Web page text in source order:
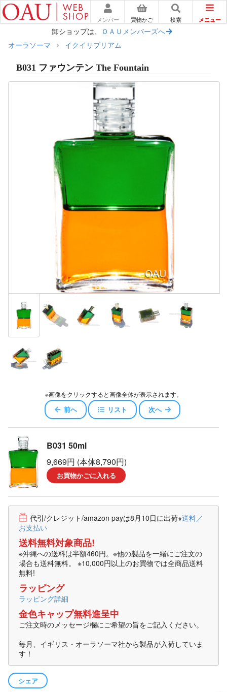
メンバー 買物かご 検索 メニュー
卸ショップは、
ＯＡＵメンバーズへ
オーラソーマ
イクイリブリアム
B031 ファウンテン The Fountain
※画像をクリックすると画像全体が表示されます。
前へ リスト 次へ
B031 50ml
9,669円 (本体8,790円)
お買物かごに入れる
代引/クレジット/amazon payは8月10日に出荷※送料／
お支払い
送料無料対象商品!
※沖縄への送料は半額460円。※他の製品を一緒にご注文の
場合も送科無料。 ※10,000円以上のお買物では全商品送料
無料!
ラッピング
ラッピング詳細
金色キャップ無料進呈中
ご注文時のメッセージ欄にご希望の旨をご記入ください。
毎月、イギリス・オーラソーマ社から製品が入荷していま
す！
シェア